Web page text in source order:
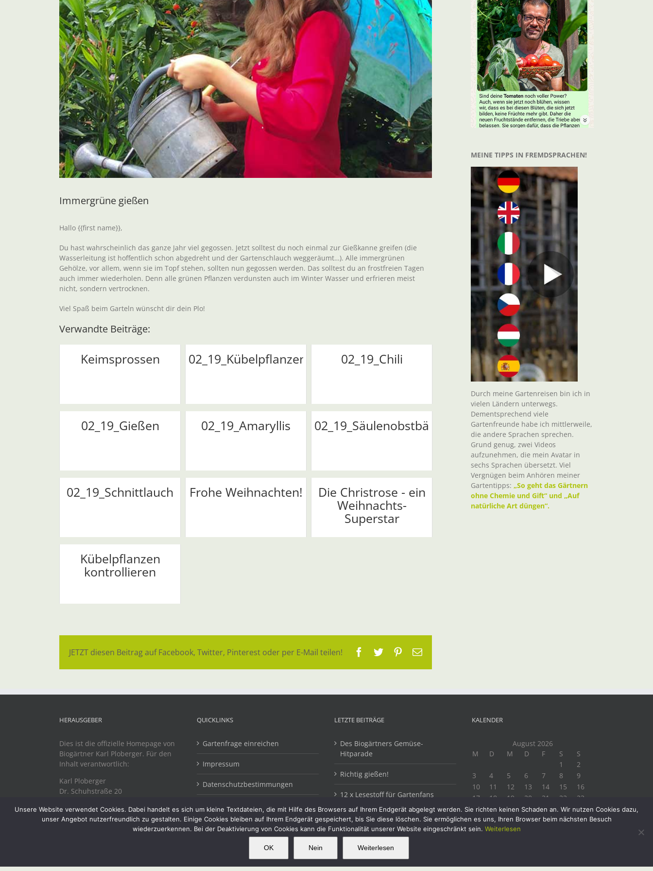
Immergrüne gießen
Hallo {{first name}},
Du hast wahrscheinlich das ganze Jahr viel gegossen. Jetzt solltest du noch einmal zur Gießkanne greifen (die
Wasserleitung ist hoffentlich schon abgedreht und der Gartenschlauch weggeräumt…). Alle immergrünen
Gehölze, vor allem, wenn sie im Topf stehen, sollten nun gegossen werden. Das solltest du an frostfreien Tagen
auch immer wiederholen. Denn alle grünen Pflanzen verdunsten auch im Winter Wasser und erfrieren meist
nicht, sondern vertrocknen.
Viel Spaß beim Garteln wünscht dir dein Plo!
Verwandte Beiträge:
Keimsprossen 02_19_Kübelpflanzen 02_19_Chili
02_19_Gießen 02_19_Amaryllis 02_19_Säulenobstbäume
02_19_Schnittlauch Frohe Weihnachten! Die Christrose - ein
Weihnachts-
Superstar
Kübelpflanzen
kontrollieren
JETZT diesen Beitrag auf Facebook, Twitter, Pinterest oder per E-Mail teilen! Facebook
TwitterPinterest
E-
MEINE TIPPS IN FREMDSPRACHEN!
Durch meine Gartenreisen bin ich in
vielen Ländern unterwegs.
Dementsprechend viele
Gartenfreunde habe ich mittlerweile,
die andere Sprachen sprechen.
Grund genug, zwei Videos
aufzunehmen, die mein Avatar in
sechs Sprachen übersetzt. Viel
Vergnügen beim Anhören meiner
Gartentipps: „So geht das Gärtnern
ohne Chemie und Gift“ und „Auf
natürliche Art düngen“.
HERAUSGEBER
Dies ist die offizielle Homepage von
Biogärtner Karl Ploberger. Für den
Inhalt verantwortlich:
Karl Ploberger
Dr. Schuhstraße 20
QUICKLINKS
Gartenfrage einreichen
Impressum
Datenschutzbestimmungen
LETZTE BEITRÄGE
Des Biogärtners Gemüse-
Hitparade
Richtig gießen!
12 x Lesestoff für Gartenfans
KALENDER
August 2026
M
D M D F S
S
1
2
3
4 5 6 7 8
9
10
11 12 13 14 15
16
17
18 19 20 21 22
23
24
25 26 27 28 29
30
31
« Juli
This website uses cookies and third party services.
Unsere Website verwendet Cookies. Dabei handelt es sich um kleine Textdateien, die mit Hilfe des Browsers auf Ihrem Endgerät abgelegt werden. Sie richten keinen Schaden an. Wir nutzen Cookies dazu,
unser Angebot nutzerfreundlich zu gestalten. Einige Cookies bleiben auf Ihrem Endgerät gespeichert, bis Sie diese löschen. Sie ermöglichen es uns, Ihren Browser beim nächsten Besuch
wiederzuerkennen. Bei der Deaktivierung von Cookies kann die Funktionalität unserer Website eingeschränkt sein. Weiterlesen
OK Nein Weiterlesen